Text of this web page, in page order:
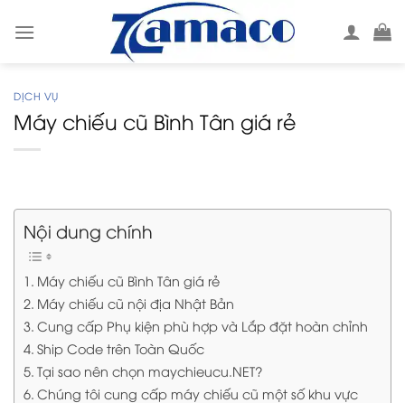
DỊCH VỤ
Máy chiếu cũ Bình Tân giá rẻ
Nội dung chính
Máy chiếu cũ Bình Tân giá rẻ
Máy chiếu cũ nội địa Nhật Bản
Cung cấp Phụ kiện phù hợp và Lắp đặt hoàn chỉnh
Ship Code trên Toàn Quốc
Tại sao nên chọn maychieucu.NET?
Chúng tôi cung cấp máy chiếu cũ một số khu vực